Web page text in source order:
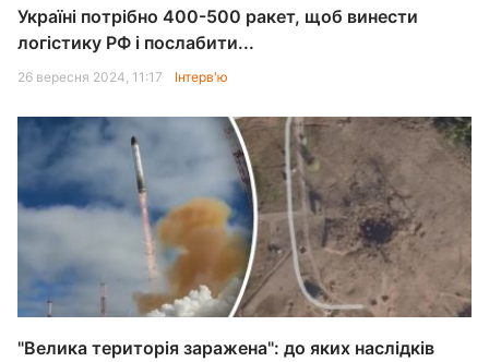
Україні потрібно 400-500 ракет, щоб винести
логістику РФ і послабити...
26 вересня 2024, 11:17 Інтерв'ю
"Велика територія заражена": до яких наслідків